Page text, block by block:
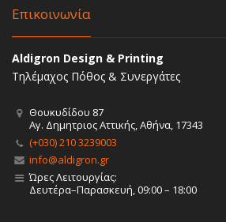
Επικοινωνία
Aldigron Design & Printing
Τηλέμαχος Πόθος & Συνεργάτες
Θουκυδίδου 87
Αγ. Δημητριος Αττικής, Αθήνα, 17343
(+030) 210 3239003
info@aldigron.gr
Ώρες Λειτουργίας:
Δευτέρα–Παρασκευή, 09:00 – 18:00